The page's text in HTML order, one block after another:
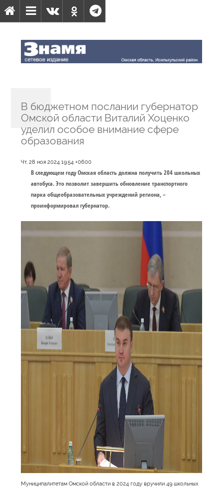
В бюджетном послании губернатор
Омской области Виталий Хоценко
уделил особое внимание сфере
образования
Чт, 28 ноя 2024 19:54 +0600
В следующем году Омская область должна получить 204 школьных
автобуса. Это позволит завершить обновление транспортного
парка общеобразовательных учреждений региона, –
проинформировал губернатор.
Муниципалитетам Омской области в 2024 году вручили 49 школьных